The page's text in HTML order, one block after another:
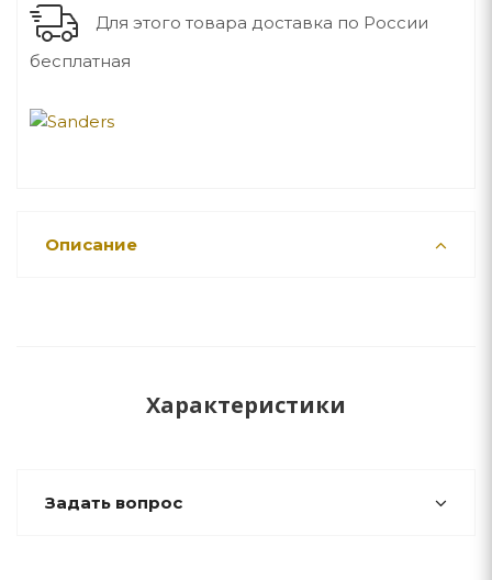
Для этого товара доставка по России
бесплатная
Описание
Характеристики
Задать вопрос